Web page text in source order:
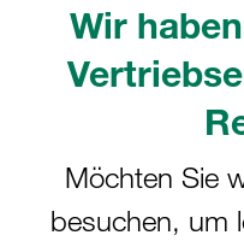
Wir
Möchten Sie
besuchen, um
tatsächlichen Produkt abweichen.
Mehr anzeigen
Komplettschelle
3 Ø20mm
Vorspannung